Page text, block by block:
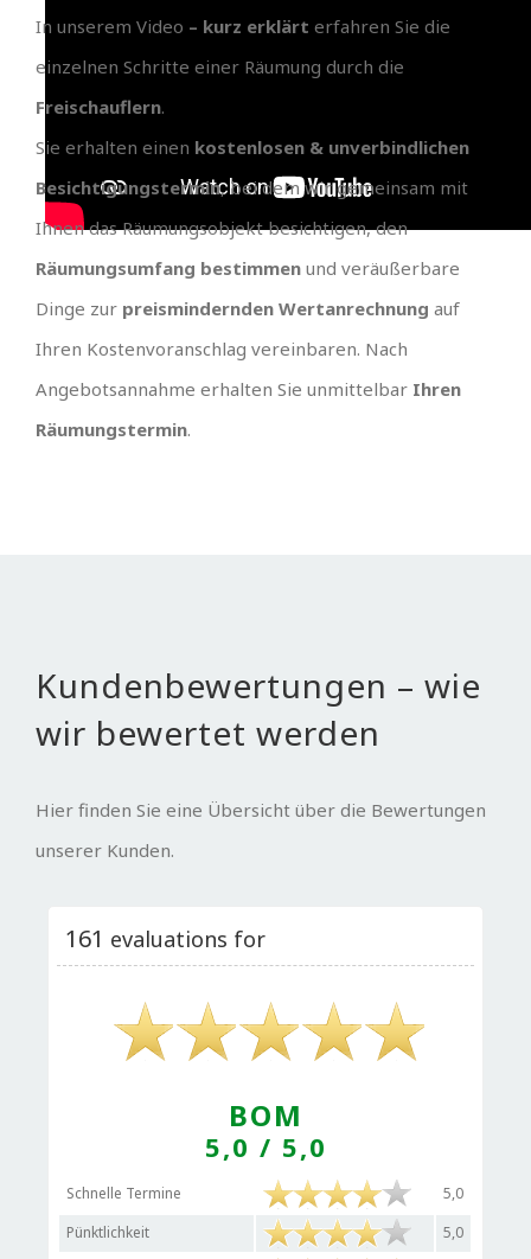
In unserem Video – kurz erklärt erfahren Sie die
einzelnen Schritte einer Räumung durch die
Freischauflern.
Sie erhalten einen kostenlosen & unverbindlichen
Besichtigungstermin, bei dem wir gemeinsam mit
Ihnen das Räumungsobjekt besichtigen, den
Räumungsumfang bestimmen und veräußerbare
Dinge zur preismindernden Wertanrechnung auf
Ihren Kostenvoranschlag vereinbaren. Nach
Angebotsannahme erhalten Sie unmittelbar Ihren
Räumungstermin.
Kundenbewertungen – wie
wir bewertet werden
Hier finden Sie eine Übersicht über die Bewertungen
unserer Kunden.
161 evaluations for
BOM
5,0 / 5,0
Schnelle Termine
5,0
Pünktlichkeit
5,0